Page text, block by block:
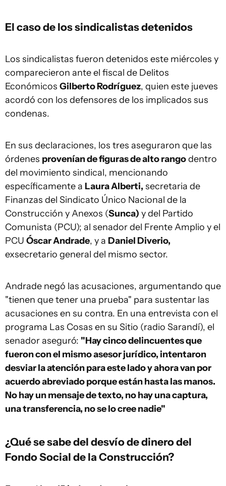
El caso de los sindicalistas detenidos
Los sindicalistas fueron detenidos este miércoles y
comparecieron ante el fiscal de Delitos
Económicos Gilberto Rodríguez, quien este jueves
acordó con los defensores de los implicados sus
condenas.
En sus declaraciones, los tres aseguraron que las
órdenes provenían de figuras de alto rangodentro
del movimiento sindical, mencionando
específicamente a Laura Alberti, secretaria de
Finanzas del Sindicato Único Nacional de la
Construcción y Anexos (Sunca) y del Partido
Comunista (PCU); al senador del Frente Amplio y el
PCU Óscar Andrade, y a Daniel Diverio,
exsecretario general del mismo sector.
Andrade negó las acusaciones, argumentando que
"tienen que tener una prueba" para sustentar las
acusaciones en su contra. En una entrevista con el
programa Las Cosas en su Sitio (radio Sarandí), el
senador aseguró: "Hay cinco delincuentes que
fueron con el mismo asesor jurídico, intentaron
desviar la atención para este lado y ahora van por
acuerdo abreviado porque están hasta las manos.
No hay un mensaje de texto, no hay una captura,
una transferencia, no se lo cree nadie"
¿Qué se sabe del desvío de dinero del
Fondo Social de la Construcción?